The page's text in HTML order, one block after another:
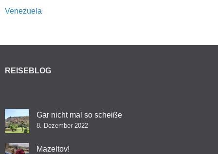
Venezuela
REISEBLOG
Gar nicht mal so scheiße
8. Dezember 2022
Mazeltov!